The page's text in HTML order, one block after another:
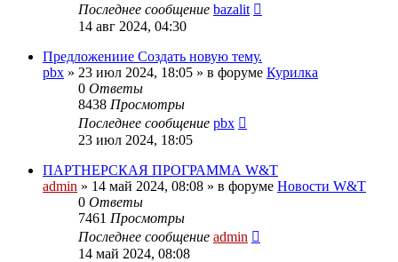
Последнее сообщение bazalit
14 авг 2024, 04:30
Предложениие Создать новую тему.
pbx » 23 июл 2024, 18:05 » в форуме Курилка
0 Ответы
8438 Просмотры
Последнее сообщение pbx
23 июл 2024, 18:05
ПАРТНЕРСКАЯ ПРОГРАММА W&T
admin » 14 май 2024, 08:08 » в форуме Новости W&T
0 Ответы
7461 Просмотры
Последнее сообщение admin
14 май 2024, 08:08